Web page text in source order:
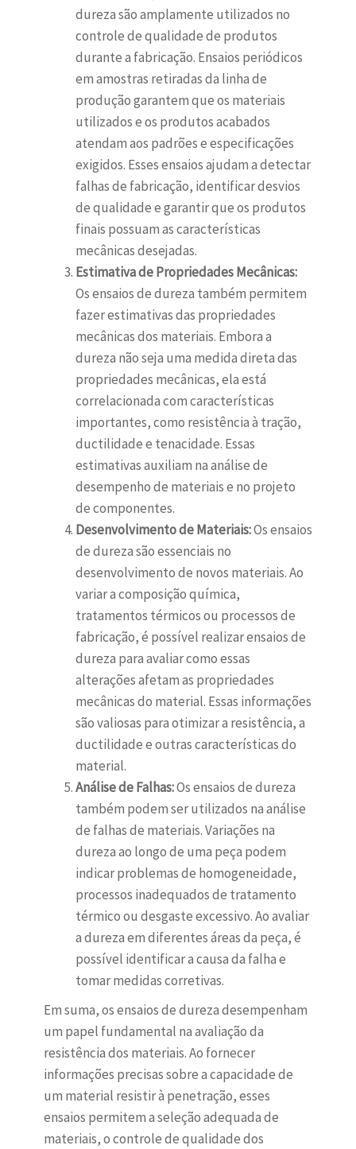
dureza são amplamente utilizados no
controle de qualidade de produtos
durante a fabricação. Ensaios periódicos
em amostras retiradas da linha de
produção garantem que os materiais
utilizados e os produtos acabados
atendam aos padrões e especificações
exigidos. Esses ensaios ajudam a detectar
falhas de fabricação, identificar desvios
de qualidade e garantir que os produtos
finais possuam as características
mecânicas desejadas.
Estimativa de Propriedades Mecânicas:
Os ensaios de dureza também permitem
fazer estimativas das propriedades
mecânicas dos materiais. Embora a
dureza não seja uma medida direta das
propriedades mecânicas, ela está
correlacionada com características
importantes, como resistência à tração,
ductilidade e tenacidade. Essas
estimativas auxiliam na análise de
desempenho de materiais e no projeto
de componentes.
Desenvolvimento de Materiais:Os ensaios
de dureza são essenciais no
desenvolvimento de novos materiais. Ao
variar a composição química,
tratamentos térmicos ou processos de
fabricação, é possível realizar ensaios de
dureza para avaliar como essas
alterações afetam as propriedades
mecânicas do material. Essas informações
são valiosas para otimizar a resistência, a
ductilidade e outras características do
material.
Análise de Falhas:Os ensaios de dureza
também podem ser utilizados na análise
de falhas de materiais. Variações na
dureza ao longo de uma peça podem
indicar problemas de homogeneidade,
processos inadequados de tratamento
térmico ou desgaste excessivo. Ao avaliar
a dureza em diferentes áreas da peça, é
possível identificar a causa da falha e
tomar medidas corretivas.
Em suma, os ensaios de dureza desempenham
um papel fundamental na avaliação da
resistência dos materiais. Ao fornecer
informações precisas sobre a capacidade de
um material resistir à penetração, esses
ensaios permitem a seleção adequada de
materiais, o controle de qualidade dos